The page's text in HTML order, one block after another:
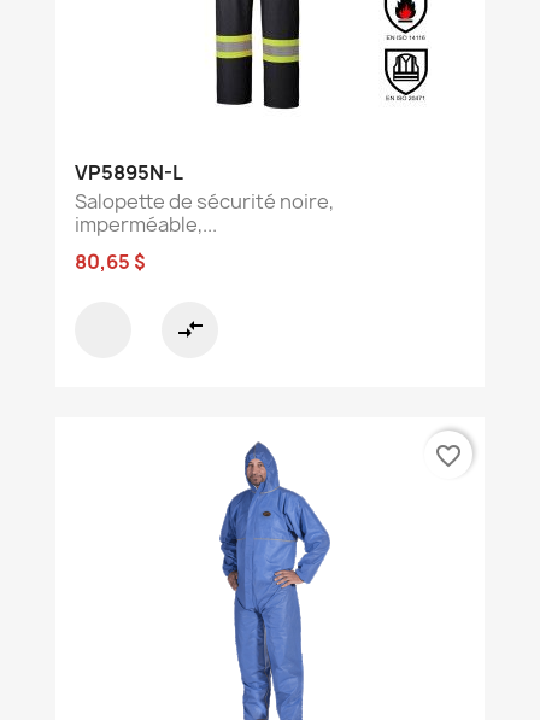
VP5895N-L
Salopette de sécurité noire,
imperméable,...
80,65 $
compare_arrows
favorite_border